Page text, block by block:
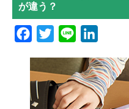
が違う？
Facebook
Twitter Line